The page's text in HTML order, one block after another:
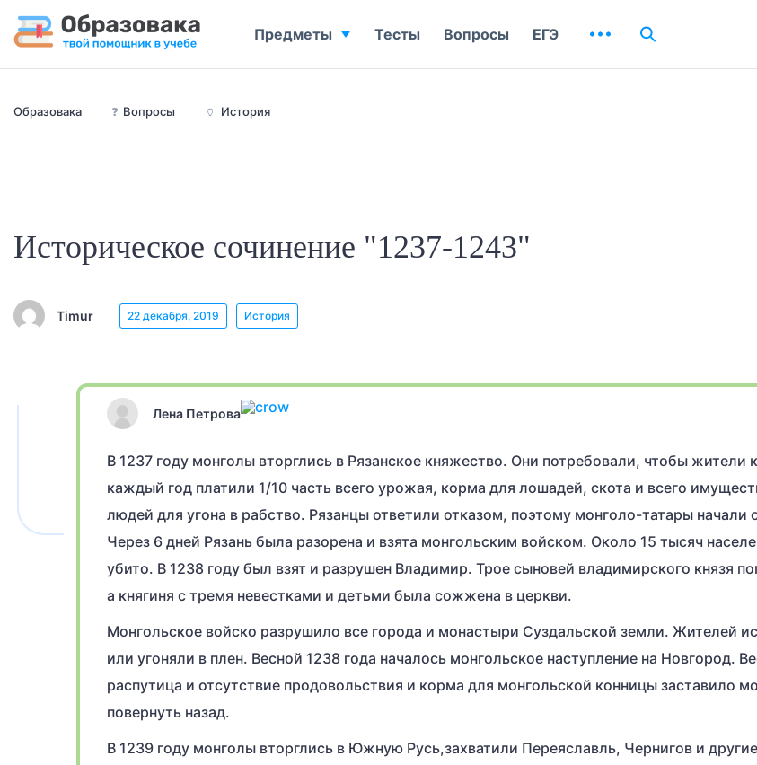
Образовака ❓ Вопросы 🏺 История
Историческое сочинение "1237-1243"
Timur 22 декабря, 2019 История
Лена Петрова
В 1237 году монголы вторглись в Рязанское княжество. Они потребовали, чтобы жители
каждый год платили 1/10 часть всего урожая, корма для лошадей, скота и всего
людей для угона в рабство. Рязанцы ответили отказом, поэтому монголо-татары начали
Через 6 дней Рязань была разорена и взята монгольским войском. Около 15 тысяч
убито. В 1238 году был взят и разрушен Владимир. Трое сыновей владимирского князя
а княгиня с тремя невестками и детьми была сожжена в церкви.
Монгольское войско разрушило все города и монастыри Суздальской земли. Жителей
или угоняли в плен. Весной 1238 года началось монгольское наступление на Новгород.
распутица и отсутствие продовольствия и корма для монгольской конницы заставило
повернуть назад.
В 1239 году монголы вторглись в Южную Русь,захватили Переяславль, Чернигов и
Предметы Тесты Вопросы ЕГЭ